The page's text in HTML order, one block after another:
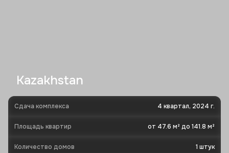
Kazakhstan
Сдача комплекса 4 квартал, 2024 г.
Площадь квартир от 47.6 м² до 141.8 м²
Количество домов 1 штук